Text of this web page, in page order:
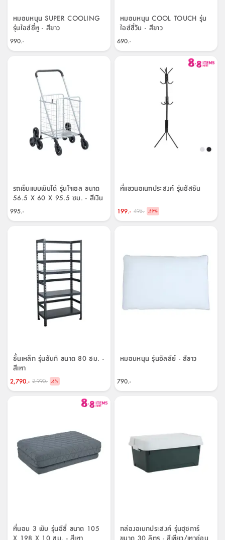
หมอนหนุน SUPER COOLING
รุ่นไอซ์ซี่ทู - สีขาว
990.-
หมอนหนุน COOL TOUCH รุ่น
ไอซ์ซี่วัน - สีขาว
690.-
รถเข็นแบบพับได้ รุ่นโจเอล ขนาด
56.5 X 60 X 95.5 ซม. - สีเงิน
995.-
ที่แขวนอเนกประสงค์ รุ่นฮัสซัน
199.- 495.- -59%
ชั้นเหล็ก รุ่นซันกิ ขนาด 80 ซม. -
สีเทา
2,790.- 2,990.- -6%
หมอนหนุน รุ่นอัลลีย์ - สีขาว
790.-
ที่นอน 3 พับ รุ่นอีซี่ ขนาด 105
X 198 X 10 ซม. - สีเทา
กล่องอเนกประสงค์ รุ่นฮุชการ์
ขนาด 30 ลิตร - สีเขียว/เทาอ่อน